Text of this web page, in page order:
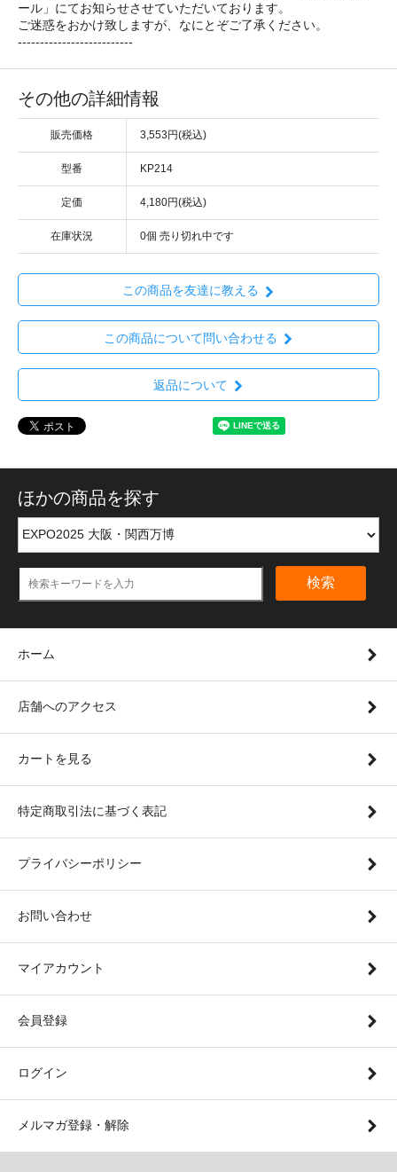
ール」にてお知らせさせていただいております。
ご迷惑をおかけ致しますが、なにとぞご了承ください。
--------------------------
その他の詳細情報
販売価格 3,553円(税込)
型番 KP214
定価 4,180円(税込)
在庫状況 0個 売り切れ中です
この商品を友達に教える
この商品について問い合わせる
返品について
ほかの商品を探す
検索
ホーム
店舗へのアクセス
カートを見る
特定商取引法に基づく表記
プライバシーポリシー
お問い合わせ
マイアカウント
会員登録
ログイン
メルマガ登録・解除